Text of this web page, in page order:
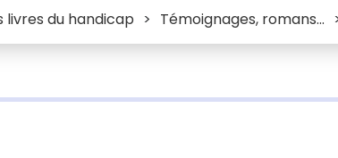
livres du handicap > Témoignages, romans...